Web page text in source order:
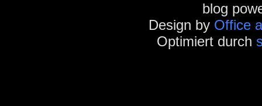
blog
Design by Office
Optimiert durch